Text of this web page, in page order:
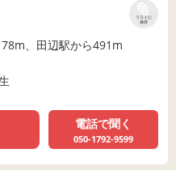
リストに
保存
、田辺駅から491m
電話で聞く
050-1792-9599